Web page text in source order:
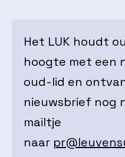
Het LUK houdt
hoogte met een
oud-lid en
nieuwsbrief nog
mailtje
naar